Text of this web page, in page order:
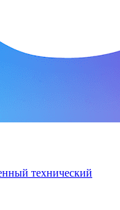
технический